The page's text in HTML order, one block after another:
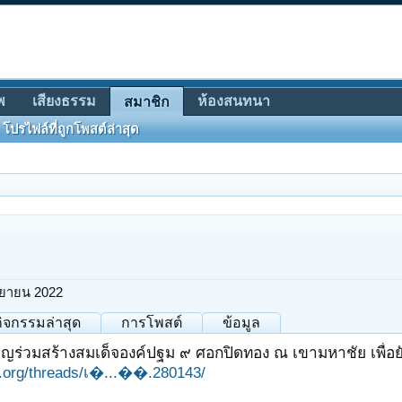
ายน 2022
จกรรมล่าสุด การโพสต์ ข้อมูล
ญร่วมสร้างสมเด็จองค์ปฐม ๙ ศอกปิดทอง ณ เขามหาชัย เพื่อ
threads/เ�...��.280143/
เสียงธรรม สมาชิก
โปรไฟล์ที่ถูกโพสต์ล่าสุด
ห้องสนทนา